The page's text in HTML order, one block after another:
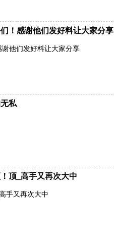
！感谢他们发好料让大家分享
他们发好料让大家分享
私
顶_高手又再次大中
手又再次大中